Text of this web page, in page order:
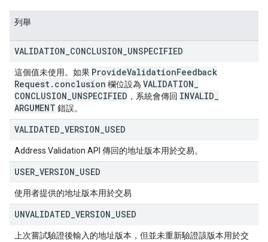
列舉
VALIDATION CONCLUSION UNSPECIFIED
這個值未使用。如果 ProvideValidationFeedback
Request. conclusion 欄位設為 VALIDATION
CONCLUSION UNSPECIFIED ，系統會傳回 INVALID
ARGUMENT 錯誤。
VALIDATED VERSION USED
Address Validation API 傳回的地址版本用於交易。
USER VERSION USED
使用者提供的地址版本用於交易
UNVALIDATED VERSION USED
上次嘗試驗證後輸入的地址版本，但並未重新驗證該版本用於交